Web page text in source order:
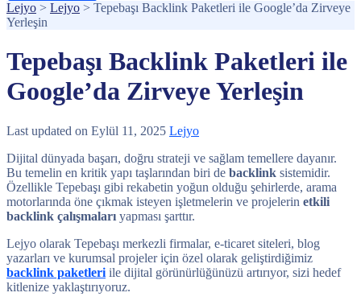
Lejyo > Lejyo > Tepebaşı Backlink Paketleri ile Google’da Zirveye
Yerleşin
Tepebaşı Backlink Paketleri ile
Google’da Zirveye Yerleşin
Last updated on Eylül 11, 2025 Lejyo
Dijital dünyada başarı, doğru strateji ve sağlam temellere dayanır.
Bu temelin en kritik yapı taşlarından biri de backlink sistemidir.
Özellikle Tepebaşı gibi rekabetin yoğun olduğu şehirlerde, arama
motorlarında öne çıkmak isteyen işletmelerin ve projelerin etkili
backlink çalışmaları yapması şarttır.
Lejyo olarak Tepebaşı merkezli firmalar, e-ticaret siteleri, blog
yazarları ve kurumsal projeler için özel olarak geliştirdiğimiz
backlink paketleri ile dijital görünürlüğünüzü artırıyor, sizi hedef
kitlenize yaklaştırıyoruz.